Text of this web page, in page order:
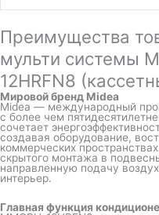
Преимущества
мульти системы
12HRFN8
Мировой бренд Midea
Midea — международный
с более чем
сочетает
создавая оборудование,
коммерческих
скрытого монтажа в
направленную подачу
интерьер.
Главная функция